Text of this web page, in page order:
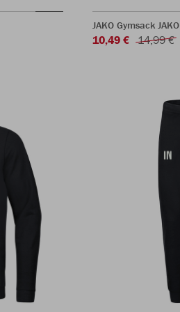
JAKO Gymsack JAKO
10,49 € 14,99 €